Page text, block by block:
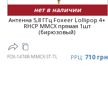
нет в наличии
Антенна 5,8 ГГц Foxeer Lollipop 4+
RHCP MMCX прямая 1шт
(бирюзовый)
FOX-1474R-MMCX-ST-TL РРЦ: 710 грн